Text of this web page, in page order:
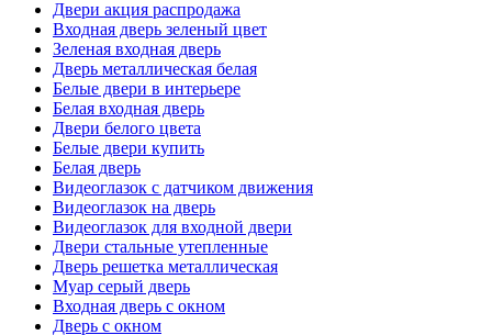
Двери акция распродажа
Входная дверь зеленый цвет
Зеленая входная дверь
Дверь металлическая белая
Белые двери в интерьере
Белая входная дверь
Двери белого цвета
Белые двери купить
Белая дверь
Видеоглазок с датчиком движения
Видеоглазок на дверь
Видеоглазок для входной двери
Двери стальные утепленные
Дверь решетка металлическая
Муар серый дверь
Входная дверь с окном
Дверь с окном